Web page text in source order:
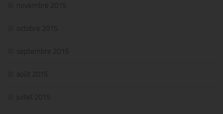
novembre 2015
octobre 2015
septembre 2015
août 2015
juillet 2015